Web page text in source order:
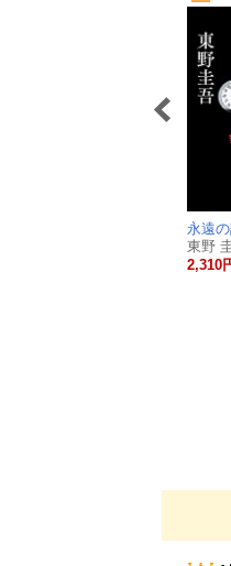
永遠
東野
2,310